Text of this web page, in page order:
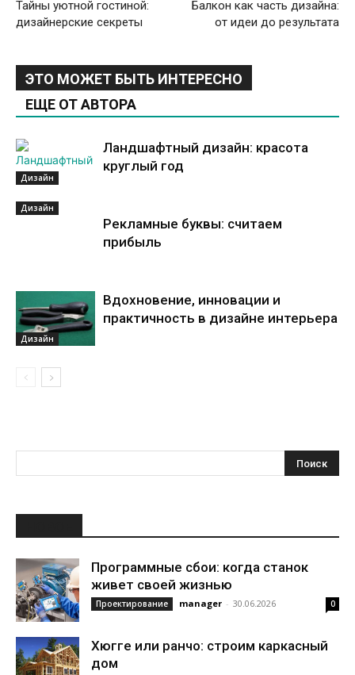
Тайны уютной гостиной:
дизайнерские секреты
Балкон как часть дизайна:
от идеи до результата
ЭТО МОЖЕТ БЫТЬ ИНТЕРЕСНО
ЕЩЕ ОТ АВТОРА
Дизайн
Ландшафтный дизайн: красота
круглый год
Дизайн
Рекламные буквы: считаем
прибыль
Дизайн
Вдохновение, инновации и
практичность в дизайне интерьера
Программные сбои: когда станок
живет своей жизнью
Проектирование manager - 30.06.2026 0
Хюгге или ранчо: строим каркасный
дом